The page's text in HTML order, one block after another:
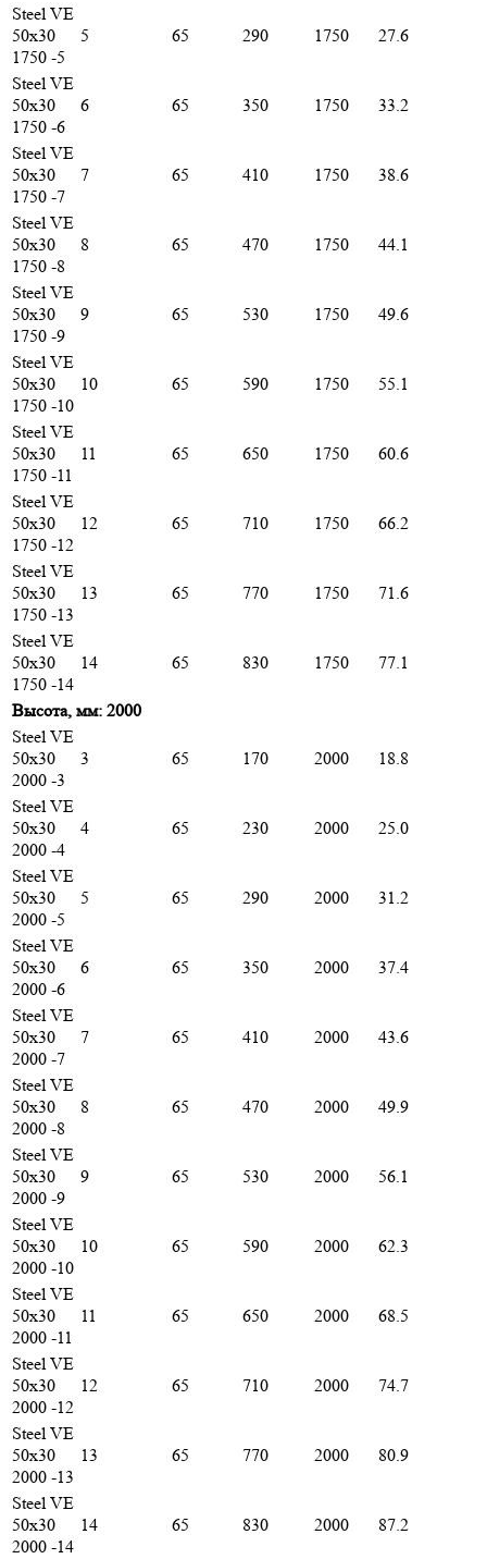
Steel VE
50х30
1750 -5
5 65 290 1750 27.6
Steel VE
50х30
1750 -6
6 65 350 1750 33.2
Steel VE
50х30
1750 -7
7 65 410 1750 38.6
Steel VE
50х30
1750 -8
8 65 470 1750 44.1
Steel VE
50х30
1750 -9
9 65 530 1750 49.6
Steel VE
50х30
1750 -10
10 65 590 1750 55.1
Steel VE
50х30
1750 -11
11 65 650 1750 60.6
Steel VE
50х30
1750 -12
12 65 710 1750 66.2
Steel VE
50х30
1750 -13
13 65 770 1750 71.6
Steel VE
50х30
1750 -14
14 65 830 1750 77.1
Высота, мм: 2000
Steel VE
50х30
2000 -3
3 65 170 2000 18.8
Steel VE
50х30
2000 -4
4 65 230 2000 25.0
Steel VE
50х30
2000 -5
5 65 290 2000 31.2
Steel VE
50х30
2000 -6
6 65 350 2000 37.4
Steel VE
50х30
2000 -7
7 65 410 2000 43.6
Steel VE
50х30
2000 -8
8 65 470 2000 49.9
Steel VE
50х30
2000 -9
9 65 530 2000 56.1
Steel VE
50х30
2000 -10
10 65 590 2000 62.3
Steel VE
50х30
2000 -11
11 65 650 2000 68.5
Steel VE
50х30
2000 -12
12 65 710 2000 74.7
Steel VE
50х30
2000 -13
13 65 770 2000 80.9
Steel VE
50х30
2000 -14
14 65 830 2000 87.2